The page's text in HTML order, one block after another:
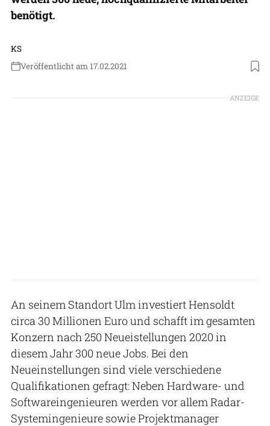
benötigt.
KS
Veröffentlicht am 17.02.2021
Foto: Hensoldt
ANZEIGE
An seinem Standort Ulm investiert Hensoldt
circa 30 Millionen Euro und schafft im gesamten
Konzern nach 250 Neueistellungen 2020 in
diesem Jahr 300 neue Jobs. Bei den
Neueinstellungen sind viele verschiedene
Qualifikationen gefragt: Neben Hardware- und
Softwareingenieuren werden vor allem Radar-
Systemingenieure sowie Projektmanager